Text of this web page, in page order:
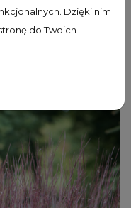
Dzięki nim
do Twoich